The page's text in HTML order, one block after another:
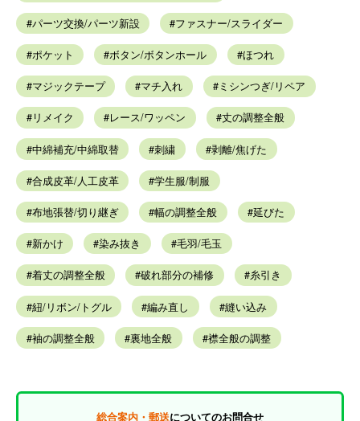
パーツ交換/パーツ新設 ファスナー/スライダー
ポケット ボタン/ボタンホール ほつれ
マジックテープ マチ入れ ミシンつぎ/リペア
リメイク レース/ワッペン 丈の調整全般
中綿補充/中綿取替 刺繍 剥離/焦げた
合成皮革/人工皮革 学生服/制服
布地張替/切り継ぎ 幅の調整全般 延びた
新かけ 染み抜き 毛羽/毛玉
着丈の調整全般 破れ部分の補修 糸引き
紐/リボン/トグル 編み直し 縫い込み
袖の調整全般 裏地全般 襟全般の調整
総合案内・郵送についてのお問合せ